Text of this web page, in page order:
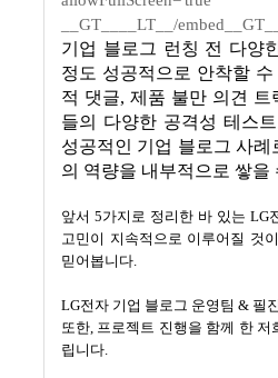
__GT____LT__/
기업 블로그 런칭 전 다양
정도 성공적으로 안착할 수
적 댓글, 제품 불만 의견 트
들의 다양한 공격성 테스
성공적인 기업 블로그 사
의 역량을 내부적으로 쌓
앞서 5가지로 정리한 바 있는 LG
고민이 지속적으로 이루어질 것
믿어봅니다
LG전자 기업 블로그 운영팀 & 필
또한 프로젝트 진행을 함께 한 저
립니다